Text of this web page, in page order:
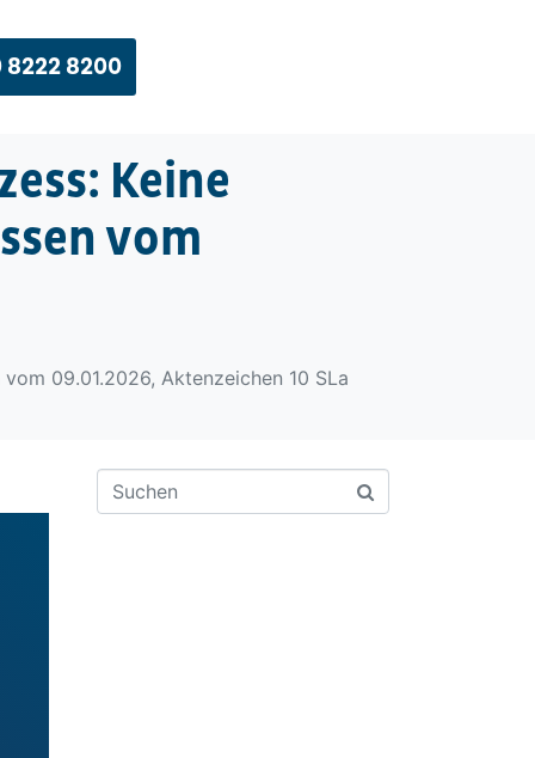
8222 8200
Keine
vom
09.01.2026, Aktenzeichen 10 SLa